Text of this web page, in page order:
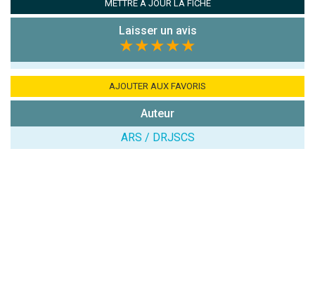
Avis sur
:
METTRE À JOUR LA FICHE
Laisser un avis
★★★★★
AJOUTER AUX FAVORIS
Auteur
ARS / DRJSCS